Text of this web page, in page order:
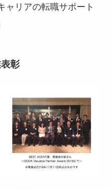
ャリアの転職サポート
彰